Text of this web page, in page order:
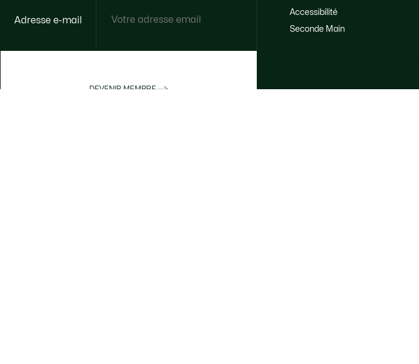
Adresse e-mail
DEVENIR MEMBRE
Accessibilité
Seconde Main